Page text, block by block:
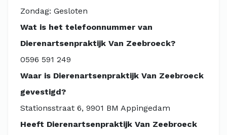
Zondag: Gesloten
Wat is het telefoonnummer van
Dierenartsenpraktijk Van Zeebroeck?
0596 591 249
Waar is Dierenartsenpraktijk Van Zeebroeck
gevestigd?
Stationsstraat 6, 9901 BM Appingedam
Heeft Dierenartsenpraktijk Van Zeebroeck